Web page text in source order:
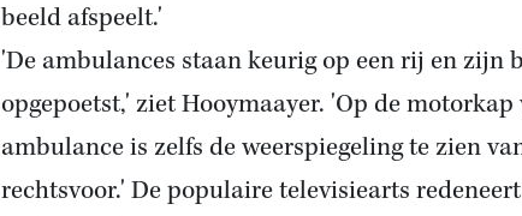
beeld afspeelt.'
'De ambulances staan keurig op een rij en zijn
opgepoetst,' ziet Hooymaayer. 'Op de motorkap
ambulance is zelfs de weerspiegeling te zien
rechtsvoor.' De populaire televisiearts